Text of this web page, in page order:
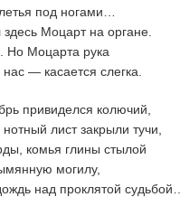
под ногами…
Моцарт на органе.
Но Моцарта рука
— касается слегка.
привиделся колючий,
лист закрыли тучи,
комья глины стылой
могилу,
над проклятой судьбой…